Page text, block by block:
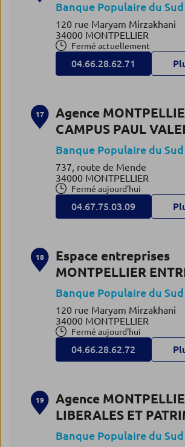
Banque Populaire du Sud
120 rue Maryam Mirzakhani
34000 MONTPELLIER
Fermé actuellement
04.66.28.62.71
17
Agence
CAMPUS PAUL
Banque Populaire du Sud
737, route de Mende
34000 MONTPELLIER
Fermé aujourd'hui
04.67.75.03.09
18
Espace entreprises
MONTPELLIER
Banque Populaire du Sud
120 rue Maryam Mirzakhani
34000 MONTPELLIER
Fermé aujourd'hui
04.66.28.62.72
19
Agence
LIBERALES ET
Banque Populaire du Sud